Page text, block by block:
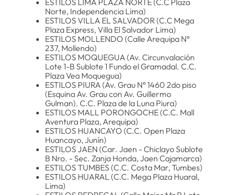
Norte, Independencia Lima)
ESTILOS VILLA EL SALVADOR (C.C Mega
Plaza Express, Villa El Salvador Lima)
ESTILOS MOLLENDO (Calle Arequipa N°
237, Mollendo)
ESTILOS MOQUEGUA (Av. Circunvalación
Lote 1-B Sublote 1 Fundo el Gramadal. C.C.
Plaza Vea Moquegua)
ESTILOS PIURA (Av. Grau N° 1460 2do piso
(Esquina Av. Grau con Av. Guillermo
Gulman). C.C. Plaza de la Luna Piura)
ESTILOS MALL PORONGOCHE (C.C. Mall
Aventura Plaza, Arequipa)
ESTILOS HUANCAYO (C.C. Open Plaza
Huancayo, Junín)
ESTILOS JAEN (Car. Jaen - Chiclayo Sublote
B Nro. - Sec. Zanja Honda, Jaen Cajamarca)
ESTILOS TUMBES (C.C. Costa Mar, Tumbes)
ESTILOS HUARAL (C.C. Mega Plaza Huaral,
Lima)